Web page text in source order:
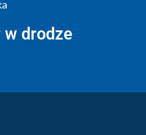
drodze